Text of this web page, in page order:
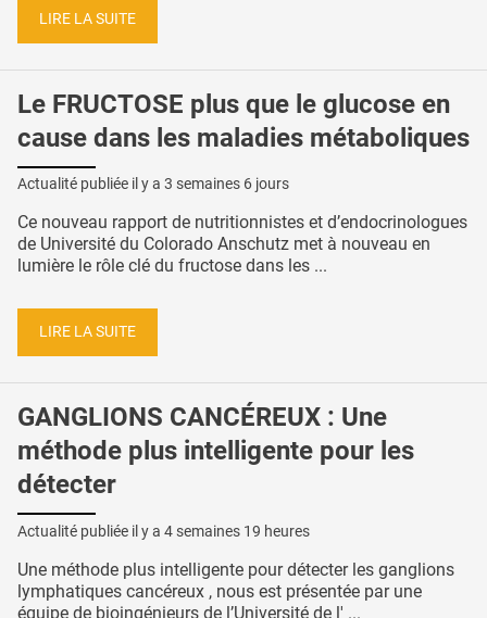
LIRE LA SUITE
Le FRUCTOSE plus que le glucose en
cause dans les maladies métaboliques
Actualité publiée il y a 3 semaines 6 jours
Ce nouveau rapport de nutritionnistes et d’endocrinologues
de Université du Colorado Anschutz met à nouveau en
lumière le rôle clé du fructose dans les ...
LIRE LA SUITE
GANGLIONS CANCÉREUX : Une
méthode plus intelligente pour les
détecter
Actualité publiée il y a 4 semaines 19 heures
Une méthode plus intelligente pour détecter les ganglions
lymphatiques cancéreux , nous est présentée par une
équipe de bioingénieurs de l’Université de l' ...